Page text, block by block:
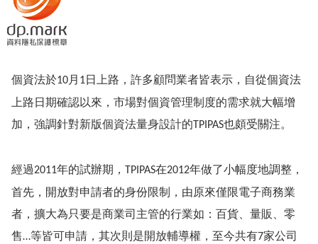
個資法於10月 1 日上路，許多顧問業者皆表示，自從個資法
上路日期確認以來，市場對個資管理制度的需求就大幅增
加，強調針對新版個資法量身設計的 TPIPAS也頗受關注。
經過2011年的試辦期， TPIPAS在2012年做了小幅度地調整，
首先，開放對申請者的身份限制，由原來僅限電子商務業
者，擴大為只要是商業司主管的行業如：百貨、量販、零
售…等皆可申請，其次則是開放輔導權，至今共有7家公司